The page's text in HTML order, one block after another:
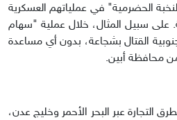
الحضرمية" في عملياتهم العسكرية
على سبيل المثال، خلال عملية "سهام
القتال بشجاعة، بدون أي مساعدة
من محافظة أبين.
التجارة عبر البحر الأحمر وخليج عدن،